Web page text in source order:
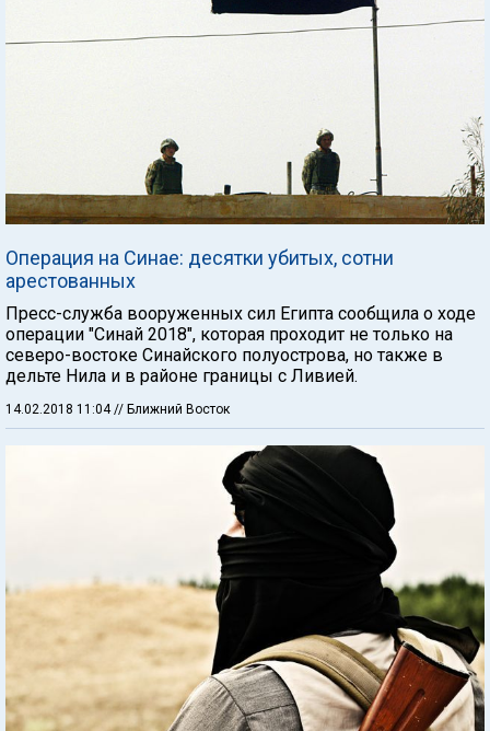
Операция на Синае: десятки убитых, сотни
арестованных
Пресс-служба вооруженных сил Египта сообщила о ходе
операции "Синай 2018", которая проходит не только на
северо-востоке Синайского полуострова, но также в
дельте Нила и в районе границы с Ливией.
14.02.2018 11:04 // Ближний Восток